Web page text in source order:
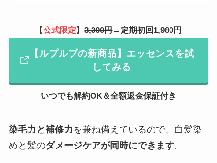
【公式限定 】3,300円→ 定期初回1,980円
【ルプルプの新商品】エッセンスを試
してみる
いつでも解約OK＆全額返金保証付き
染毛力と補修力を兼ね備えているので、白髪染
めと髪のダメージケアが同時にできます。